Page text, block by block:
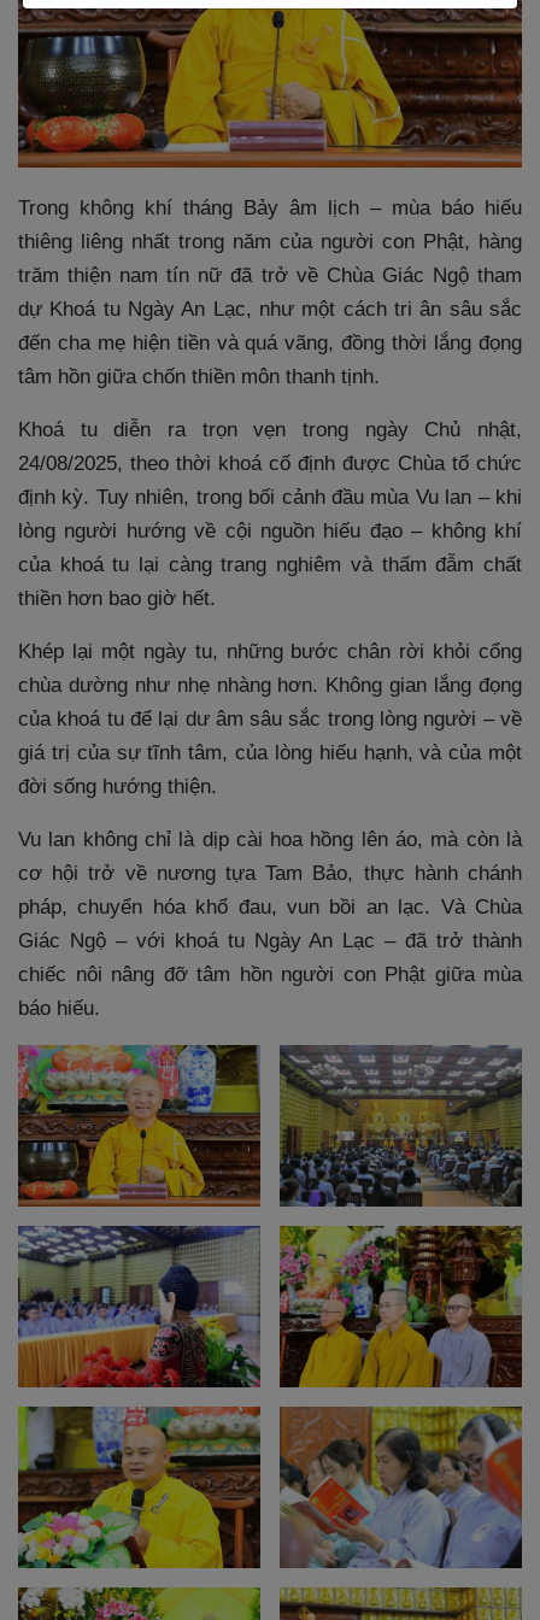
Trong không khí tháng Bảy âm lịch – mùa báo hiếu
thiêng liêng nhất trong năm của người con Phật, hàng
trăm thiện nam tín nữ đã trở về Chùa Giác Ngộ tham
dự Khoá tu Ngày An Lạc, như một cách tri ân sâu sắc
đến cha mẹ hiện tiền và quá vãng, đồng thời lắng đọng
tâm hồn giữa chốn thiền môn thanh tịnh.
Khoá tu diễn ra trọn vẹn trong ngày Chủ nhật,
24/08/2025, theo thời khoá cố định được Chùa tổ chức
định kỳ. Tuy nhiên, trong bối cảnh đầu mùa Vu lan – khi
lòng người hướng về cội nguồn hiếu đạo – không khí
của khoá tu lại càng trang nghiêm và thấm đẫm chất
thiền hơn bao giờ hết.
Khép lại một ngày tu, những bước chân rời khỏi cổng
chùa dường như nhẹ nhàng hơn. Không gian lắng đọng
của khoá tu để lại dư âm sâu sắc trong lòng người – về
giá trị của sự tĩnh tâm, của lòng hiếu hạnh, và của một
đời sống hướng thiện.
Vu lan không chỉ là dịp cài hoa hồng lên áo, mà còn là
cơ hội trở về nương tựa Tam Bảo, thực hành chánh
pháp, chuyển hóa khổ đau, vun bồi an lạc. Và Chùa
Giác Ngộ – với khoá tu Ngày An Lạc – đã trở thành
chiếc nôi nâng đỡ tâm hồn người con Phật giữa mùa
báo hiếu.